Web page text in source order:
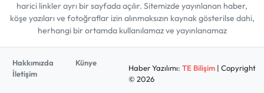
harici linkler ayrı bir sayfada açılır. Sitemizde yayınlanan haber,
köşe yazıları ve fotoğraflar izin alınmaksızın kaynak gösterilse dahi,
herhangi bir ortamda kullanılamaz ve yayınlanamaz
Hakkımızda
Künye
İletişim
Haber Yazılımı: TE Bilişim| Copyright
© 2026